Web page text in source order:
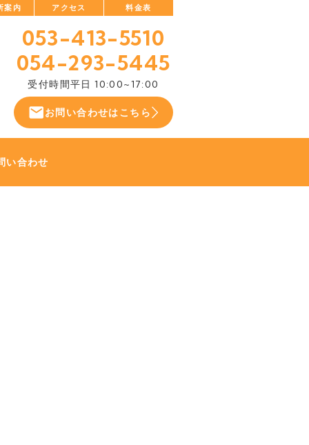
案内 アクセス 料金表
053-413-5510
054-293-5445
受付時間平日 10:00~17:00
お問い合わせはこちら
い合わせ